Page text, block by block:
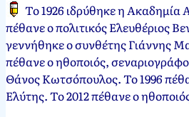
Το 1926 ιδρύθηκε η Ακαδημία
πέθανε ο πολιτικός Ελευθέριος
γεννήθηκε ο συνθέτης Γιάννης
πέθανε ο ηθοποιός,
Θάνος Κωτσόπουλος. Το 1996
Ελύτης. Το 2012 πέθανε ο